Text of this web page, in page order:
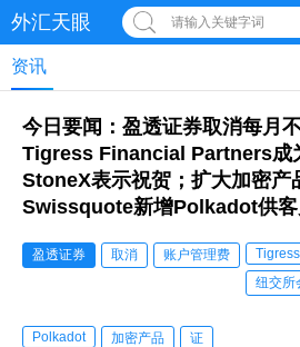
外汇天眼 请输入关键字词
资讯
今日要闻：盈透证券取消每月
Tigress Financial Partners成
StoneX表示祝贺；扩大加密产
Swissquote新增Polkadot供
盈透证券 取消 账户管理费
纽交所
Polkadot
加密产品 证